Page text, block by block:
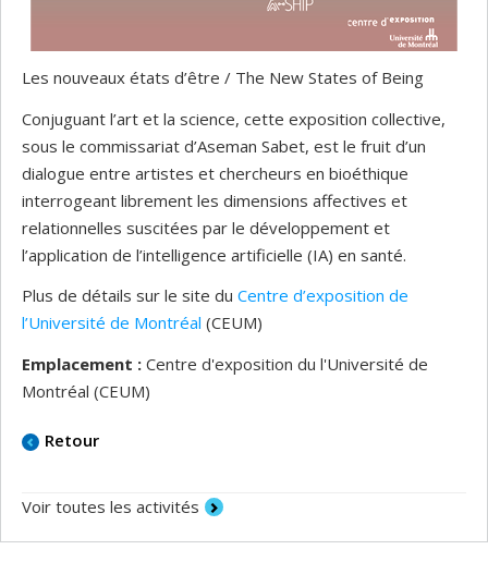
Les nouveaux états d’être / The New States of Being
Conjuguant l’art et la science, cette exposition collective,
sous le commissariat d’Aseman Sabet, est le fruit d’un
dialogue entre artistes et chercheurs en bioéthique
interrogeant librement les dimensions affectives et
relationnelles suscitées par le développement et
l’application de l’intelligence artificielle (IA) en santé.
Plus de détails sur le site du Centre d’exposition de
l’Université de Montréal (CEUM)
Emplacement : Centre d'exposition du l'Université de
Montréal (CEUM)
Retour
Voir toutes les activités